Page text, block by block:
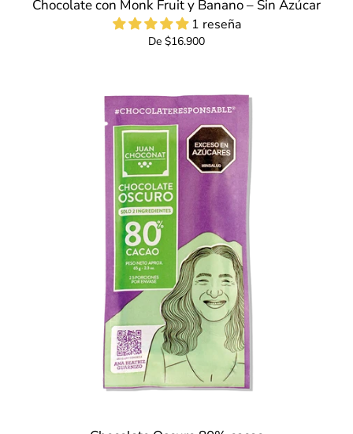
Chocolate con Monk Fruit y Banano – Sin Azúcar
1 reseña
De $16.900